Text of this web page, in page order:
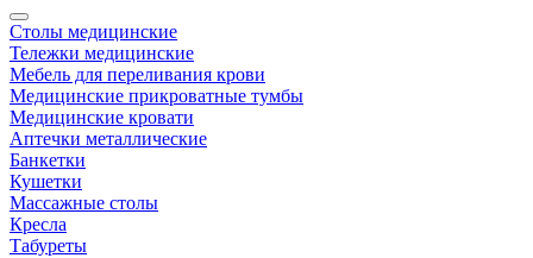
Столы медицинские
Тележки медицинские
Мебель для переливания крови
Медицинские прикроватные тумбы
Медицинские кровати
Аптечки металлические
Банкетки
Кушетки
Массажные столы
Кресла
Табуреты